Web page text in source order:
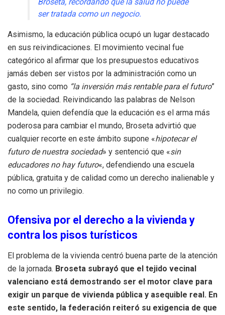
ser tratada como un negocio.
Asimismo, la educación pública ocupó un lugar destacado
en sus reivindicaciones. El movimiento vecinal fue
categórico al afirmar que los presupuestos educativos
jamás deben ser vistos por la administración como un
gasto, sino como “la inversión más rentable para el futuro”
de la sociedad. Reivindicando las palabras de Nelson
Mandela, quien defendía que la educación es el arma más
poderosa para cambiar el mundo, Broseta advirtió que
cualquier recorte en este ámbito supone «hipotecar el
futuro de nuestra sociedad» y sentenció que «sin
educadores no hay futuro«, defendiendo una escuela
pública, gratuita y de calidad como un derecho inalienable y
no como un privilegio.
Ofensiva por el derecho a la vivienda y
contra los pisos turísticos
El problema de la vivienda centró buena parte de la atención
de la jornada. Broseta subrayó que el tejido vecinal
valenciano está demostrando ser el motor clave para
exigir un parque de vivienda pública y asequible real. En
este sentido, la federación reiteró su exigencia de que